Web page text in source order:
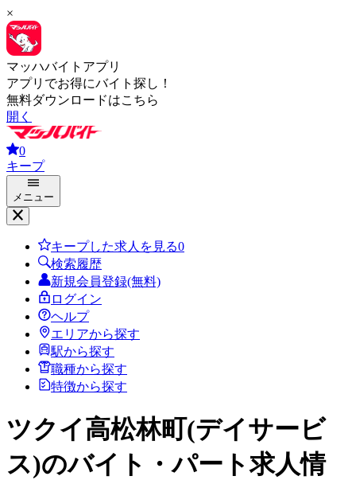
×
マッハバイトアプリ
アプリでお得にバイト探し！
無料ダウンロードはこちら
開く
0
キープ
メニュー
キープした求人を見る0
検索履歴
新規会員登録(無料)
ログイン
ヘルプ
エリアから探す
駅から探す
職種から探す
特徴から探す
ツクイ高松林町(デイサービ
ス)のバイト・パート求人情